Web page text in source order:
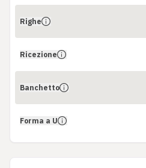
Righe
Ricezione
Banchetto
Forma a U